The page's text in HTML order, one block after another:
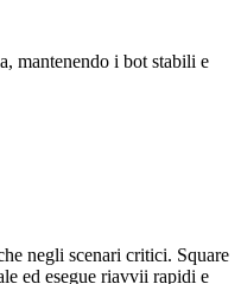
mantenendo i bot stabili e
negli scenari critici. Square
ed esegue riavvii rapidi e